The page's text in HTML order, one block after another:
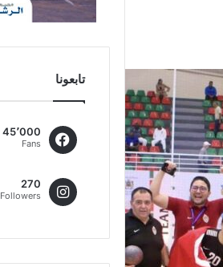
تابعونا
45٬000
Fans
270
Followers